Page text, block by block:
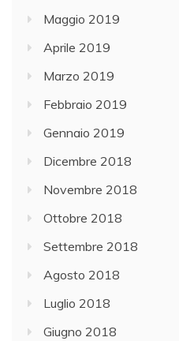
Maggio 2019
Aprile 2019
Marzo 2019
Febbraio 2019
Gennaio 2019
Dicembre 2018
Novembre 2018
Ottobre 2018
Settembre 2018
Agosto 2018
Luglio 2018
Giugno 2018